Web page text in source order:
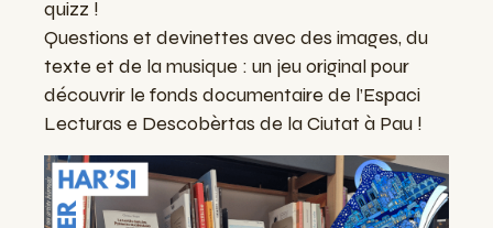
quizz !
Questions et devinettes avec des images, du
texte et de la musique : un jeu original pour
découvrir le fonds documentaire de l’Espaci
Lecturas e Descobèrtas de la Ciutat à Pau !